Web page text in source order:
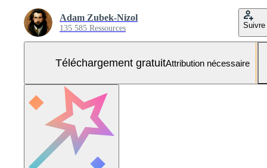
Adam Zubek-Nizol
135 585 Ressources Suivre
Téléchargement gratuitAttribution nécessaire